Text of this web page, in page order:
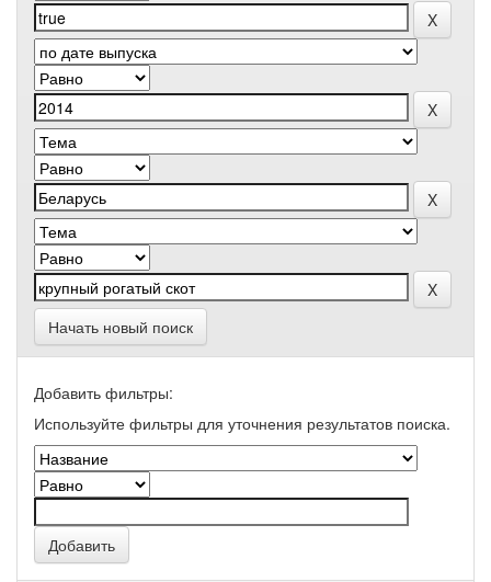
Начать новый поиск
Добавить фильтры:
Используйте фильтры для уточнения результатов поиска.